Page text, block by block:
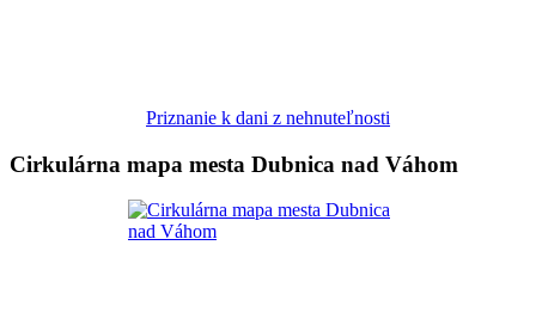
Priznanie k dani z nehnuteľnosti
Cirkulárna mapa mesta Dubnica nad Váhom